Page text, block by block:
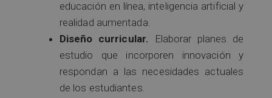
educación en línea, inteligencia artificial y
realidad aumentada.
Diseño curricular.
Elaborar planes de
estudio que incorporen innovación y
respondan a las necesidades actuales
de los estudiantes.